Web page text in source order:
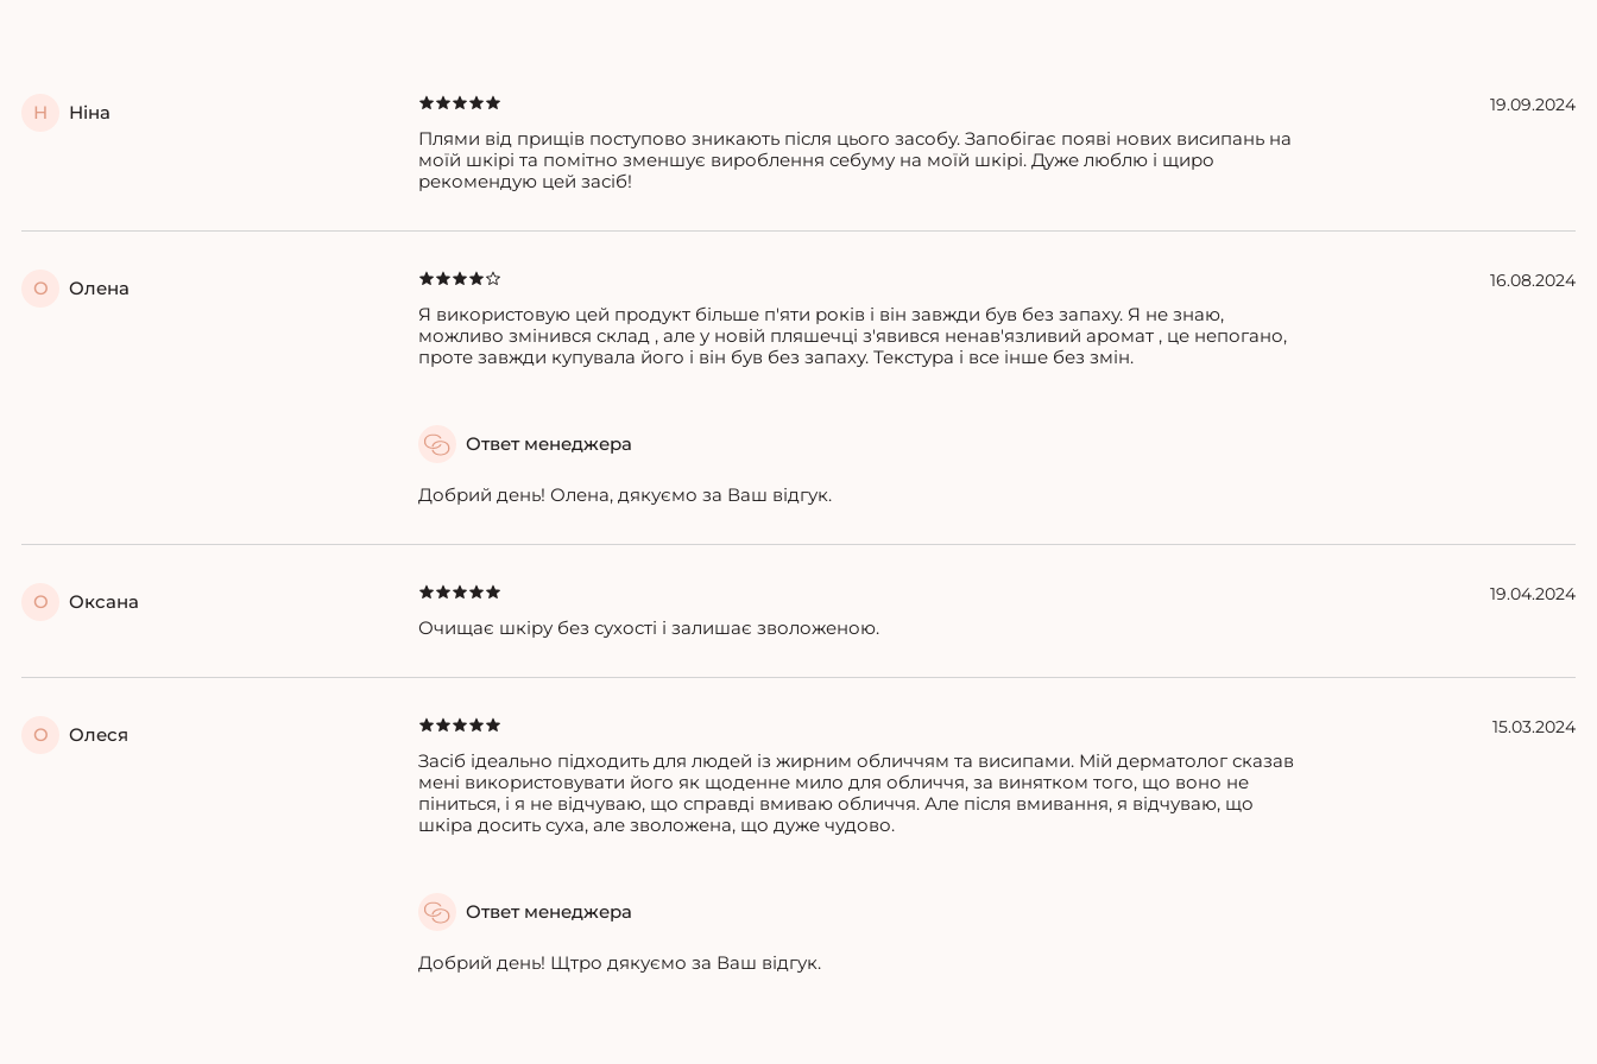
Н
Ніна
Плями від прищів поступово зникають після цього засобу. Запобігає появі нових висипань на
моїй шкірі та помітно зменшує вироблення себуму на моїй шкірі. Дуже люблю і щиро
рекомендую цей засіб!
19.09.2024
О
Олена
Я використовую цей продукт більше п'яти років і він завжди був без запаху. Я не знаю,
можливо змінився склад , але у новій пляшечці з'явився ненав'язливий аромат , це непогано,
проте завжди купувала його і він був без запаху. Текстура і все інше без змін.
Ответ менеджера
Добрий день! Олена, дякуємо за Ваш відгук.
16.08.2024
О
Оксана
Очищає шкіру без сухості і залишає зволоженою.
19.04.2024
О
Олеся
Засіб ідеально підходить для людей із жирним обличчям та висипами. Мій дерматолог сказав
мені використовувати його як щоденне мило для обличчя, за винятком того, що воно не
піниться, і я не відчуваю, що справді вмиваю обличчя. Але після вмивання, я відчуваю, що
шкіра досить суха, але зволожена, що дуже чудово.
Ответ менеджера
Добрий день! Щтро дякуємо за Ваш відгук.
15.03.2024